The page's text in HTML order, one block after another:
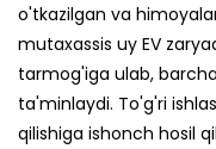
o'tkazilgan va
mutaxassis uy EV
tarmog'iga ulab,
ta'minlaydi. To'g'ri
qilishiga ishonch hosil